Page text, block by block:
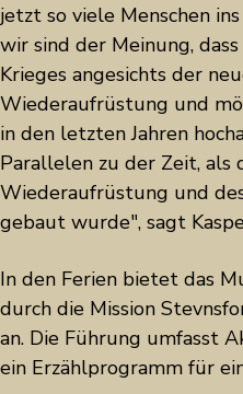
jetzt so viele Menschen
wir sind der Meinung,
Krieges angesichts der
Wiederaufrüstung und
in den letzten Jahren
Parallelen zu der Zeit, als
Wiederaufrüstung und
gebaut wurde", sagt
In den Ferien bietet das
durch die Mission
an. Die Führung umfasst
ein Erzählprogramm für